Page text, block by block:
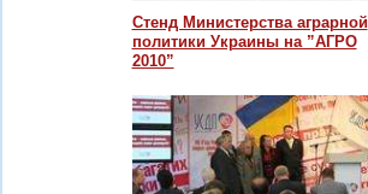
Стенд Министерства аграрной
политики Украины на ”АГРО
2010”